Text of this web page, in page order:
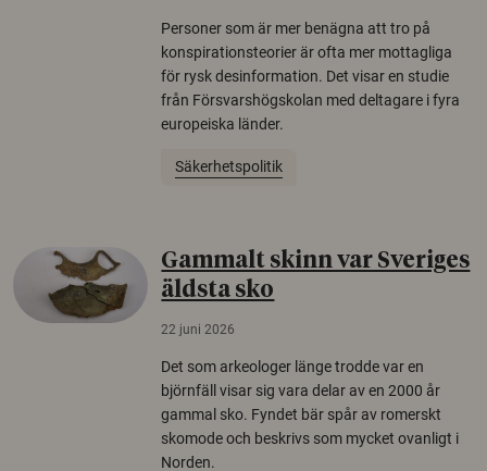
Personer som är mer benägna att tro på
konspirationsteorier är ofta mer mottagliga
för rysk desinformation. Det visar en studie
från Försvarshögskolan med deltagare i fyra
europeiska länder.
Säkerhetspolitik
Gammalt skinn var Sveriges
äldsta sko
22 juni 2026
Det som arkeologer länge trodde var en
björnfäll visar sig vara delar av en 2000 år
gammal sko. Fyndet bär spår av romerskt
skomode och beskrivs som mycket ovanligt i
Norden.